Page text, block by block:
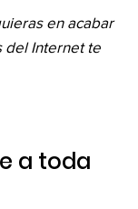
en acabar
del Internet te
a toda